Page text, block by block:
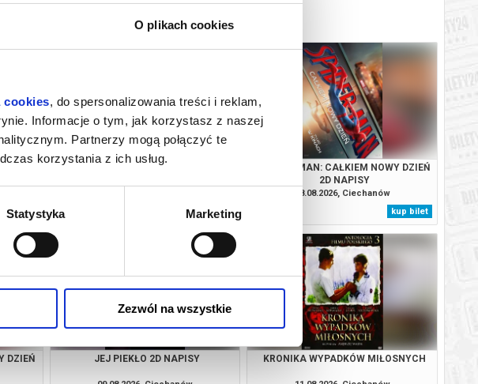
O plikach cookies
cookies, do spersonalizowania treści i reklam,
Informacje o tym, jak korzystasz z naszej
Partnerzy mogą połączyć te
korzystania z ich usług.
Statystyka Marketing
Zezwól na wszystkie
kup bilet
PSI PATROL I DINOZAURY 2D DUBBING
kup bilet
SPIDER-MAN: CAŁKIEM NOWY DZIEŃ
2D NAPISY
08.08.2026, Ciechanów
kup bilet
DZIEŃ
JEJ PIEKŁO 2D NAPISY KRONIKA WYPADKÓW MIŁOSNYCH